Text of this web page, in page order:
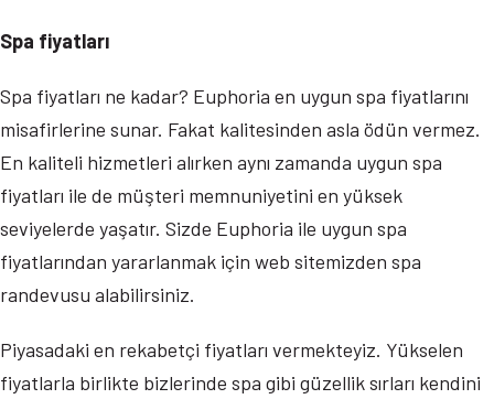
Spa fiyatları
Spa fiyatları ne kadar? Euphoria en uygun spa fiyatlarını
misafirlerine sunar. Fakat kalitesinden asla ödün vermez.
En kaliteli hizmetleri alırken aynı zamanda uygun spa
fiyatları ile de müşteri memnuniyetini en yüksek
seviyelerde yaşatır. Sizde Euphoria ile uygun spa
fiyatlarından yararlanmak için web sitemizden spa
randevusu alabilirsiniz.
Piyasadaki en rekabetçi fiyatları vermekteyiz. Yükselen
fiyatlarla birlikte bizlerinde spa gibi güzellik sırları kendini